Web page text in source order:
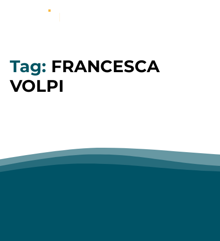
Tag: FRANCESCA
VOLPI